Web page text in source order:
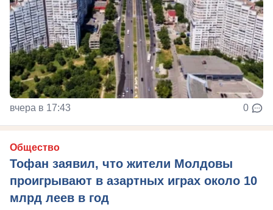
вчера в 17:43 0
Общество
Тофан заявил, что жители Молдовы
проигрывают в азартных играх около 10
млрд леев в год